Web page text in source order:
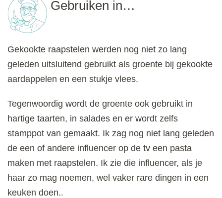
Gebruiken in…
Gekookte raapstelen werden nog niet zo lang
geleden uitsluitend gebruikt als groente bij gekookte
aardappelen en een stukje vlees.
Tegenwoordig wordt de groente ook gebruikt in
hartige taarten, in salades en er wordt zelfs
stamppot van gemaakt. Ik zag nog niet lang geleden
de een of andere influencer op de tv een pasta
maken met raapstelen. Ik zie die influencer, als je
haar zo mag noemen, wel vaker rare dingen in een
keuken doen..